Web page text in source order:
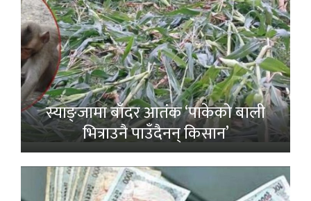
स्याङ्जामा बाँदर आतंक ‘पाकेको बाली
भित्राउनै पाउँदैनन् किसान’